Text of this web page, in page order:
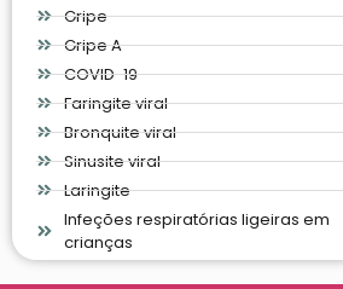
Gripe
Gripe A
COVID-19
Faringite viral
Bronquite viral
Sinusite viral
Laringite
Infeções respiratórias ligeiras em
crianças